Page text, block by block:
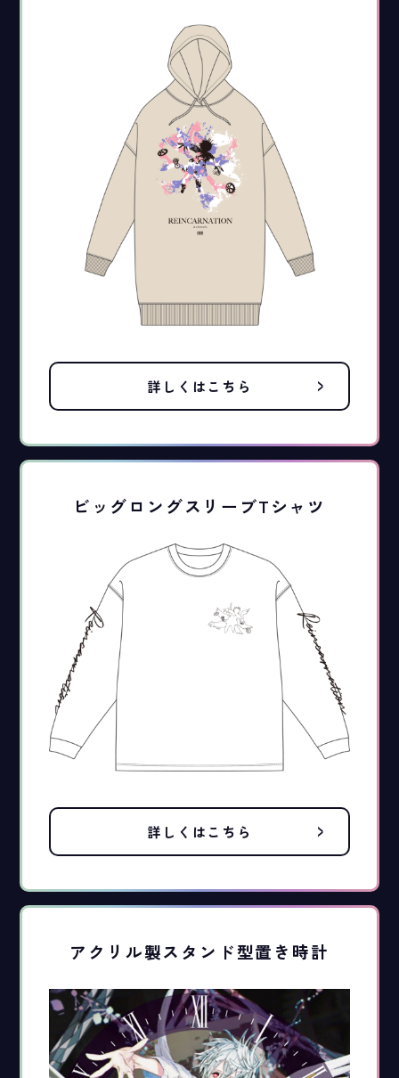
詳しくはこちら
ビッグロングスリーブTシャツ
詳しくはこちら
アクリル製スタンド型置き時計